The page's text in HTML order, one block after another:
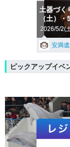
土器づ
（土）
2026/5/2(
安満
ピックアップイベ